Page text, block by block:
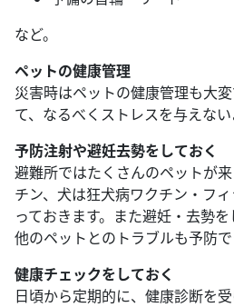
など。
ペットの健康管理
災害時はペットの健康管理も大
て、なるべくストレスを与えない
予防注射や避妊去勢をしておく
避難所ではたくさんのペットが
チン、犬は狂犬病ワクチン・フ
っておきます。また避妊・去勢
他のペットとのトラブルも予防で
健康チェックをしておく
日頃から定期的に、健康診断を